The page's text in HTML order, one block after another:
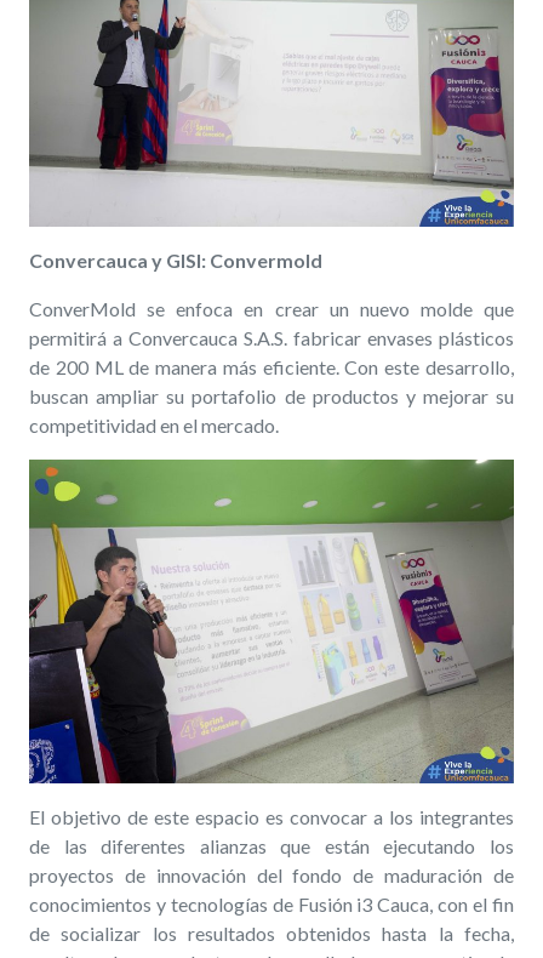
Convercauca y GISI: Convermold
ConverMold se enfoca en crear un nuevo molde que
permitirá a Convercauca S.A.S. fabricar envases plásticos
de 200 ML de manera más eficiente. Con este desarrollo,
buscan ampliar su portafolio de productos y mejorar su
competitividad en el mercado.
El objetivo de este espacio es convocar a los integrantes
de las diferentes alianzas que están ejecutando los
proyectos de innovación del fondo de maduración de
conocimientos y tecnologías de Fusión i3 Cauca, con el fin
de socializar los resultados obtenidoshasta la fecha,